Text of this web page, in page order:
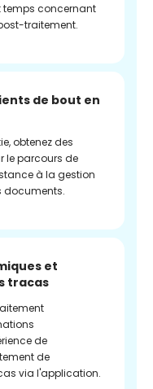
temps concernant
traitement.
de bout en
obtenez des
le parcours de
à la gestion
documents.
et
tracas
de
de
via l'application.